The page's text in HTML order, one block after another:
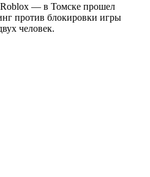
— в Томске прошел
против блокировки игры
человек.